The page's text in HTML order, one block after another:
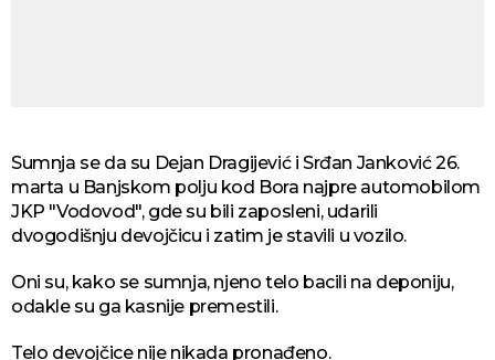
Sumnja se da su Dejan Dragijević i Srđan Janković 26.
marta u Banjskom polju kod Bora najpre automobilom
JKP "Vodovod", gde su bili zaposleni, udarili
dvogodišnju devojčicu i zatim je stavili u vozilo.
Oni su, kako se sumnja, njeno telo bacili na deponiju,
odakle su ga kasnije premestili.
Telo devojčice nije nikada pronađeno.